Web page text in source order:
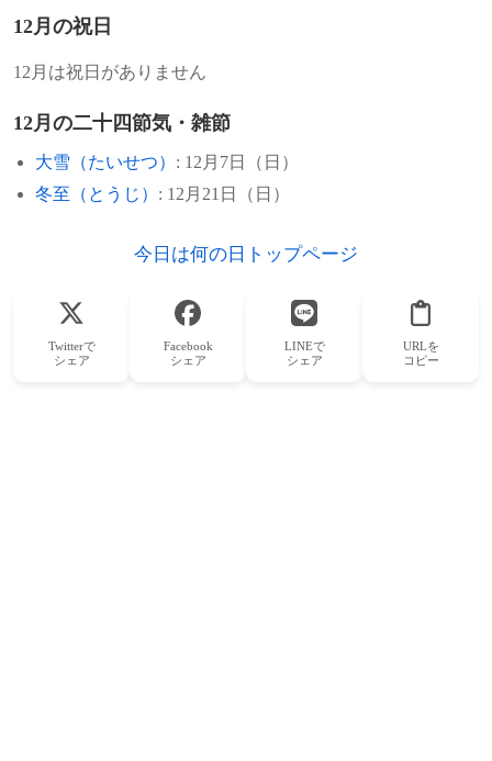
12月の祝日
12月は祝日がありません
12月の二十四節気・雑節
大雪（たいせつ） : 12月7日（日）
冬至（とうじ） : 12月21日（日）
今日は何の日トップページ
Twitterで
シェア
Facebook
シェア
LINEで
シェア
URLを
コピー